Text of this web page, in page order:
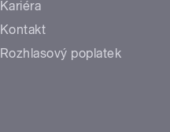
Kariéra
Kontakt
Rozhlasový poplatek